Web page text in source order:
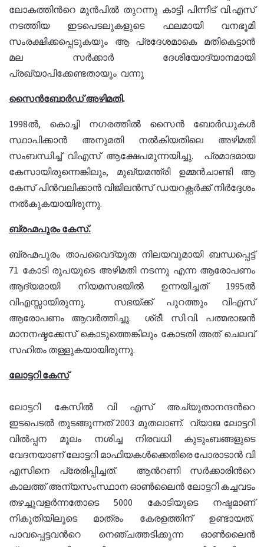
ലോകത്തിന്‍റെ മുന്‍പില്‍ തുറന്നു കാട്ടി പിന്നീട് വി.എസ്
നടത്തിയ ഇടപെടലുകളുടെ ഫലമായി വനഭൂമി
സംരക്ഷിക്കപ്പെടുകയും ആ പ്രദേശമാകെ മതികെട്ടാൻ
മല സർക്കാർ ദേശിയോദ്യാനമായി
പ്രഖ്യാപിക്കേണ്ടതായും വന്നു
സൈന്‍ബോര്‍ഡ് അഴിമതി.
1998ല്‍, കൊച്ചി നഗരത്തില്‍ സൈന്‍ ബോര്‍ഡുകള്‍
സ്ഥാപിക്കാന്‍ അനുമതി നല്‍കിയതിലെ അഴിമതി
സംബന്ധിച്ച് വിഎസ് ആക്ഷേപമുന്നയിച്ചു. പ്രമാദമായ
കേസായിരുന്നെങ്കിലും, മുഖ്യമന്ത്രി ഉമ്മന്‍ചാണ്ടി ആ
കേസ് പിന്‍വലിക്കാന്‍ വിജിലന്‍സ് ഡയറക്റ്റര്‍ക്ക് നിര്‍ദ്ദേശം
നല്‍കുകയായിരുന്നു.
ബ്രഹ്മപുരം കേസ്.
ബ്രഹ്മപുരം താപവൈദ്യുത നിലയവുമായി ബന്ധപ്പെട്ട്
71 കോടി രൂപയുടെ അഴിമതി നടന്നു എന്ന ആരോപണം
ആദ്യമായി നിയമസഭയില്‍ ഉന്നയിച്ചത് 1995ല്‍
വിഎസ്സായിരുന്നു. സഭയ്ക്ക് പുറത്തും വിഎസ്
ആരോപണം ആവര്‍ത്തിച്ചു. ശ്രീ. സി.വി. പത്മരാജന്‍
മാനനഷ്ടക്കേസ് കൊടുത്തെങ്കിലും കോടതി അത് ചെലവ്
സഹിതം തള്ളുകയായിരുന്നു.
ലോട്ടറി കേസ്
ലോട്ടറി കേസില്‍ വി എസ് അച്യുതാനന്ദന്‍റെ
ഇടപെടല്‍ തുടങ്ങുന്നത് 2003 മുതലാണ്. വ്യാജ ലോട്ടറി
വില്‍പ്പന മൂലം നശിച്ച നിരവധി കുടുംബങ്ങളുടെ
വേദനയാണ് ലോട്ടറി മാഫിയകള്‍ക്കെതിരെ പോരാടാന്‍ വി
എസിനെ പ്രേരിപ്പിച്ചത്. ആന്‍റണി സര്‍ക്കാരിന്‍റെ
കാലത്ത് അന്യസംസ്ഥാന ഓണ്‍ലൈന്‍ ലോട്ടറി കച്ചവടം
തഴച്ചുവളര്‍ന്നതോടെ 5000 കോടിയുടെ നഷ്ടമാണ്
നികുതിയിലൂടെ മാത്രം കേരളത്തിന് ഉണ്ടായത്.
പാവപ്പെട്ടവന്‍റെ നെഞ്ചത്തടിക്കുന്ന ഓണ്‍ലൈന്‍